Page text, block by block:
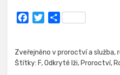
e
b
t
t
S
r
e
Zveřejněno vproroctví a služba,
Štítky: F,Odkryté lži, Proroctví,